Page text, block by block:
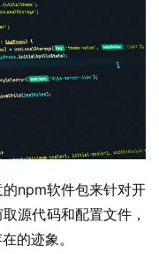
npm软件包来针对开
源代码和配置文件，
的迹象。